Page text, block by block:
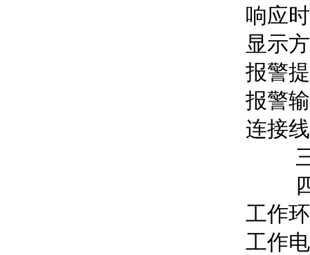
响应
显示
报警
报警
连接
三线
四线
工作
工作